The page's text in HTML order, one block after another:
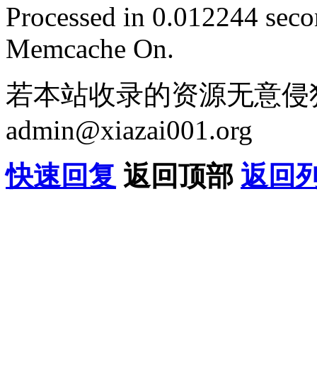
Processed in 0.012244
Memcache On.
若本站收录的资源无意
admin@xiazai001.org
快速回复 返回顶部 返回